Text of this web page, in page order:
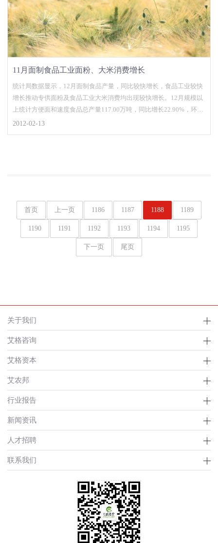
11月面制食品工业面粉、大米消费增长
统计局数据显示，12月面制食品产量，同比较快增长，食品工业较快
增长推动专供面粉及食品工业大米消费均出现较快增长。12月规模以
上统计方便面和速度食品总产量117.00万吨，同比增长22.90%，环比
增长4.19%；全年累计产量1197.00万
2012-02-13
首页 上一页 1186 1187 1188 1189
1190 1191 1192 1193 1194 1195
下一页 尾页
关于我们
艾格咨询
艾格资本
艾农邦
行业报告
新闻资讯
人才招聘
联系我们